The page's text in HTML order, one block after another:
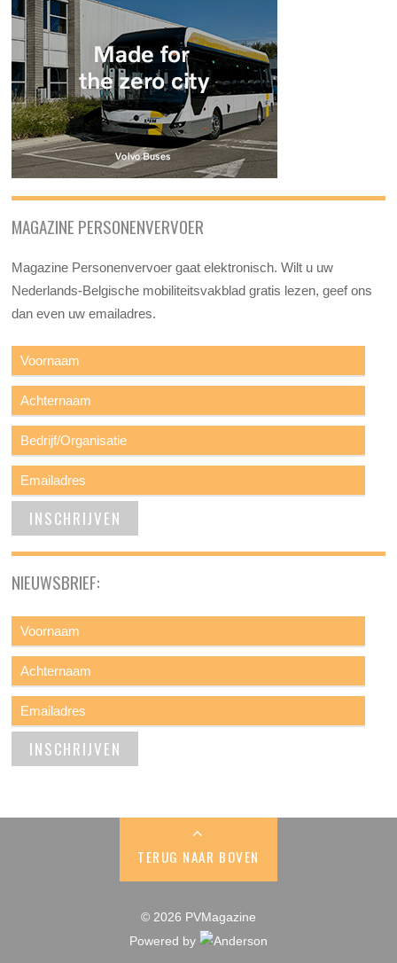
MAGAZINE PERSONENVERVOER
Magazine Personenvervoer gaat elektronisch. Wilt u uw
Nederlands-Belgische mobiliteitsvakblad gratis lezen, geef ons
dan even uw emailadres.
NIEUWSBRIEF:
TERUG NAAR BOVEN
© 2026 PVMagazine
Powered by